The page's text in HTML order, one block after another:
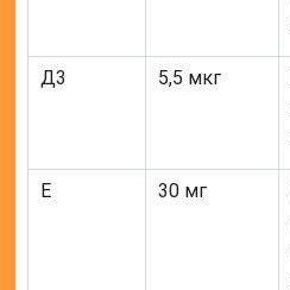
Д3 5,5 мкг
Е 30 мг